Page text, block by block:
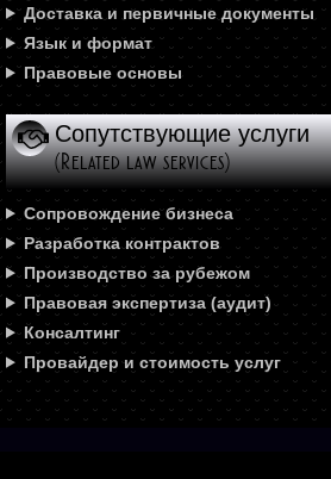
Доставка и первичные документы
Язык и формат
Правовые основы
Сопутствующие услуги
(Related law services)
Сопровождение бизнеса
Разработка контрактов
Производство за рубежом
Правовая экспертиза (аудит)
Консалтинг
Провайдер и стоимость услуг